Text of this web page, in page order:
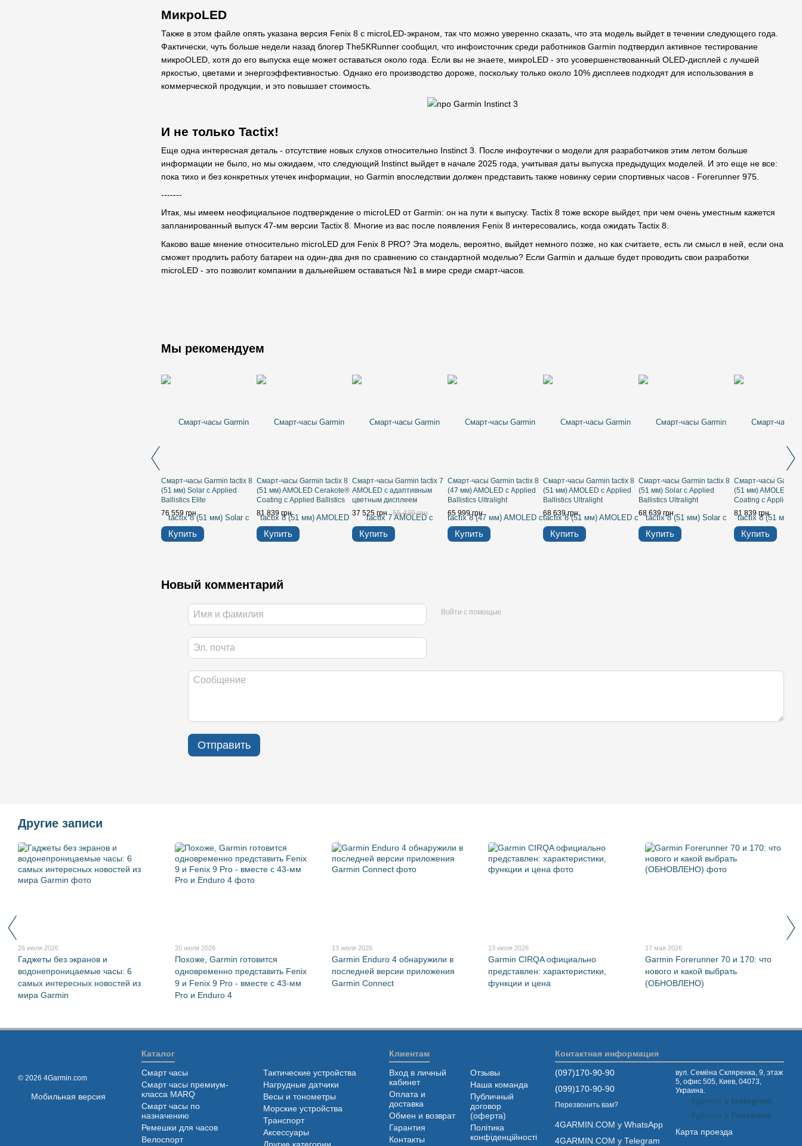
МикроLED
Также в этом файле опять указана версия Fenix 8 с microLED-экраном, так что можно уверенно сказать, что эта модель выйдет в течении следующего года.
Фактически, чуть больше недели назад блогер The5KRunner сообщил, что инфоисточник среди работников Garmin подтвердил активное тестирование
микроOLED, хотя до его выпуска еще может оставаться около года. Если вы не знаете, микроLED - это усовершенствованный OLED-дисплей с лучшей
яркостью, цветами и энергоэффективностью. Однако его производство дороже, поскольку только около 10% дисплеев подходят для использования в
коммерческой продукции, и это повышает стоимость.
И не только Tactix!
Еще одна интересная деталь - отсутствие новых слухов относительно Instinct 3. После инфоутечки о модели для разработчиков этим летом больше
информации не было, но мы ожидаем, что следующий Instinct выйдет в начале 2025 года, учитывая даты выпуска предыдущих моделей. И это еще не все:
пока тихо и без конкретных утечек информации, но Garmin впоследствии должен представить также новинку серии спортивных часов - Forerunner 975.
-------
Итак, мы имеем неофициальное подтверждение о microLED от Garmin: он на пути к выпуску. Tactix 8 тоже вскоре выйдет, при чем очень уместным кажется
запланированный выпуск 47-мм версии Tactix 8. Многие из вас после появления Fenix 8 интересовались, когда ожидать Tactix 8.
Каково ваше мнение относительно microLED для Fenix 8 PRO? Эта модель, вероятно, выйдет немного позже, но как считаете, есть ли смысл в ней, если она
сможет продлить работу батареи на один-два дня по сравнению со стандартной моделью? Если Garmin и дальше будет проводить свои разработки
microLED - это позволит компании в дальнейшем оставаться №1 в мире среди смарт-часов.
Мы рекомендуем
Смарт-часы Garmin tactix 8
(51 мм) Solar с Applied
Ballistics Elite
76 559 грн
Купить
Смарт-часы Garmin tactix 8
(51 мм) AMOLED Cerakote®
Coating с Applied Ballistics
Ultralight, сланцево-серый
81 839 грн
Купить
Смарт-часы Garmin tactix 7
AMOLED с адаптивным
цветным дисплеем
37 525 грн
55 439 грн
Купить
Смарт-часы Garmin tactix 8
(47 мм) AMOLED с Applied
Ballistics Ultralight
65 999 грн
Купить
Смарт-часы Garmin tactix 8
(51 мм) AMOLED с Applied
Ballistics Ultralight
68 639 грн
Купить
Смарт-часы Garmin tactix 8
(51 мм) Solar с Applied
Ballistics Ultralight
68 639 грн
Купить
Смарт-часы Garmin
(51 мм) AMOLED
Coating с Applied
Ultralight, оливково-
зеленый
81 839 грн
Купить
Новый комментарий
Войти с помощью
Отправить
Другие записи
26 июля 2026
Гаджеты без экранов и
водонепроницаемые часы: 6
самых интересных новостей из
мира Garmin
20 июля 2026
Похоже, Garmin готовится
одновременно представить Fenix
9 и Fenix 9 Pro - вместе с 43-мм
Pro и Enduro 4
13 июля 2026
Garmin Enduro 4 обнаружили в
последней версии приложения
Garmin Connect
13 июля 2026
Garmin CIRQA официально
представлен: характеристики,
функции и цена
17 мая 2026
Garmin Forerunner 70 и 170: что
нового и какой выбрать
(ОБНОВЛЕНО)
© 2026 4Garmin.com
Мобильная версия
Каталог
Смарт часы
Смарт часы премиум-
класса MARQ
Смарт часы по
назначению
Ремешки для часов
Велоспорт
Тактические устройства
Нагрудные датчики
Весы и тонометры
Морские устройства
Транспорт
Аксессуары
Клиентам
Вход в личный
кабинет
Оплата и
доставка
Обмен и возврат
Гарантия
Контакты
Отзывы
Наша команда
Публичный
договор
(оферта)
Політика
конфіденційності
Контактная информация
(097)170-90-90
(099)170-90-90
Перезвонить вам?
4GARMIN.COM у WhatsApp
4GARMIN.COM у Telegram
вул. Семёна Скляренка, 9, этаж
5, офис 505, Киев, 04073,
Украина.
4garmin в Instagram
4garmin в Facebook
Карта проезда